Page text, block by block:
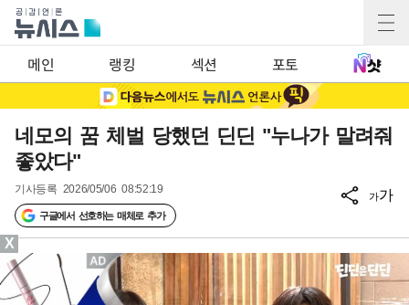
메인 랭킹 섹션 포토
네모의 꿈 체벌 당했던 딘딘 "누나가 말려줘
좋았다"
기사등록 2026/05/06 08:52:19
구글에서 선호하는 매체로 추가
가가
X